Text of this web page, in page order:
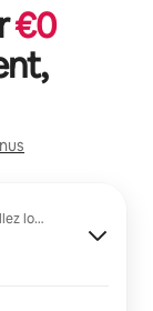
€0
louer ?